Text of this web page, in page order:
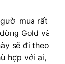
mua rất
Gold và
sẽ đi theo
hợp với ai,